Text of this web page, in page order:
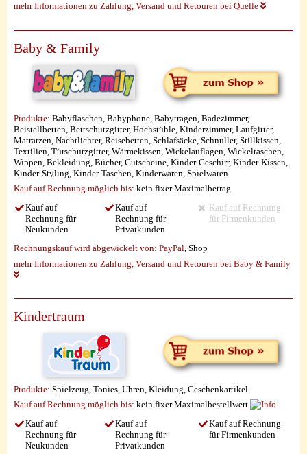
mehr Informationen zu Zahlung, Versand und Retouren bei Quelle
Baby & Family
Produkte: Babyflaschen, Babyphone, Babytragen, Badezimmer,
Beistellbetten, Bettschutzgitter, Hochstühle, Kinderzimmer, Laufgitter,
Matratzen, Nachtlichter, Reisebetten, Schlafsäcke, Schnuller, Stillkissen,
Textilien, Türschutzgitter, Wärmekissen, Wickelauflagen, Wickeltaschen,
Wippen, Bekleidung, Bücher, Gutscheine, Kinder-Geschirr, Kinder-Kissen,
Kinder-Styling, Kinder-Taschen, Kinderwaren, Spielwaren
Kauf auf Rechnung möglich bis: kein fixer Maximalbetrag
Kauf auf
Rechnung für
Neukunden
Kauf auf
Rechnung für
Privatkunden
Kauf auf Rechnung
für Firmenkunden
Rechnungskauf wird abgewickelt von: PayPal, Shop
mehr Informationen zu Zahlung, Versand und Retouren bei Baby & Family
Kindertraum
Produkte: Spielzeug, Tonies, Uhren, Kleidung, Geschenkartikel
Kauf auf Rechnung möglich bis: kein fixer Maximalbestellwert
Kauf auf
Rechnung für
Neukunden
Kauf auf
Rechnung für
Privatkunden
Kauf auf Rechnung
für Firmenkunden